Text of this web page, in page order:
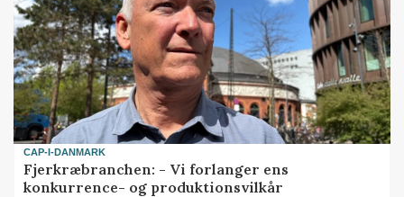
CAP-I-DANMARK
Fjerkræbranchen: - Vi forlanger ens
konkurrence- og produktionsvilkår